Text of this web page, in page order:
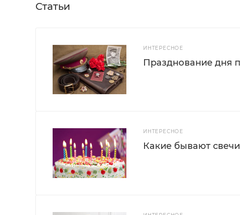
Статьи
ИНТЕРЕСНОЕ
Празднование дня
ИНТЕРЕСНОЕ
Какие бывают